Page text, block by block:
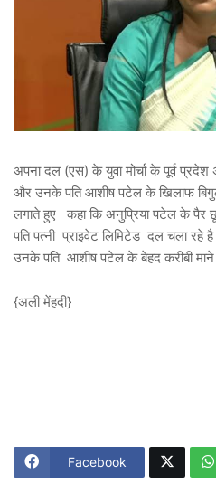
अपना दल (एस) के युवा मोर्चा के पूर्व
और उनके पति आशीष पटेल के खिलाफ
लगाते हुए कहा कि अनुप्रिया पटेल के
पति पत्नी प्राइवेट लिमिटेड दल चला
उनके पति आशीष पटेल के बेहद करीबी
{अली मेंहदी}
Facebook